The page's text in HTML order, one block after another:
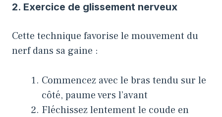
2. Exercice de glissement nerveux
Cette technique favorise le mouvement du
nerf dans sa gaine :
Commencez avec le bras tendu sur le
côté, paume vers l’avant
Fléchissez lentement le coude en